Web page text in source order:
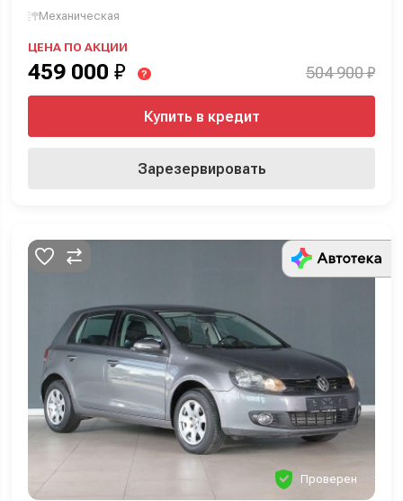
Механическая
ЦЕНА ПО АКЦИИ
459 000 ₽ ? 504 900 ₽
Купить в кредит
Зарезервировать
Проверен